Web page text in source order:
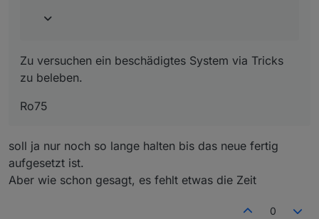
Zu versuchen ein beschädigtes System via Tricks
zu beleben.
Ro75
soll ja nur noch so lange halten bis das neue fertig
aufgesetzt ist.
Aber wie schon gesagt, es fehlt etwas die Zeit
0